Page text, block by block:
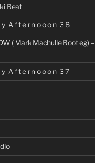
Beat
y A f t e r n o o o n 3 8
( Mark Machulle Bootleg) –
y A f t e r n o o o n 3 7